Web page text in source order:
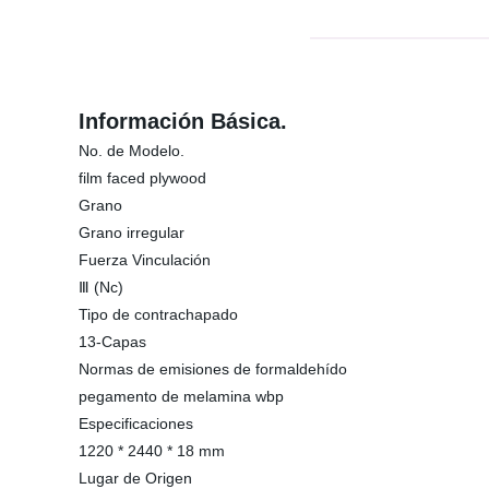
Información Básica.
No. de Modelo.
film faced plywood
Grano
Grano irregular
Fuerza Vinculación
Ⅲ (Nc)
Tipo de contrachapado
13-Capas
Normas de emisiones de formaldehído
pegamento de melamina wbp
Especificaciones
1220 * 2440 * 18 mm
Lugar de Origen